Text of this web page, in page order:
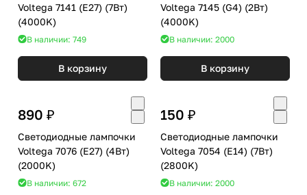
Voltega 7141 (E27) (7Вт)
(4000K)
В наличии: 749
В корзину
Voltega 7145 (G4) (2Вт)
(4000K)
В наличии: 2000
В корзину
890 ₽
Светодиодные лампочки
Voltega 7076 (E27) (4Вт)
(2000K)
В наличии: 672
150 ₽
Светодиодные лампочки
Voltega 7054 (E14) (7Вт)
(2800K)
В наличии: 2000